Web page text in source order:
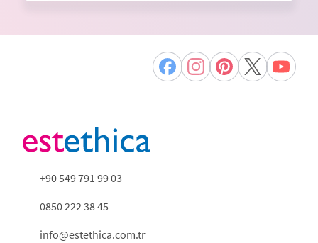
+90 549 791 99 03
0850 222 38 45
info@estethica.com.tr